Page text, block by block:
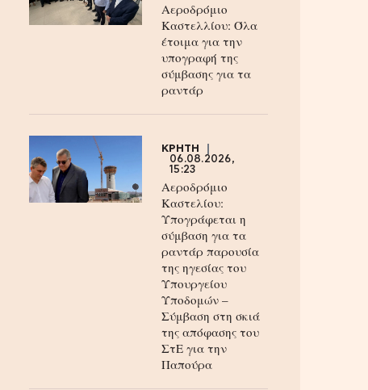
Αεροδρόμιο
Καστελλίου: Όλα
έτοιμα για την
υπογραφή της
σύμβασης για τα
ραντάρ
ΚΡΗΤΗ
06.08.2026,
15:23
Αεροδρόμιο
Καστελίου:
Υπογράφεται η
σύμβαση για τα
ραντάρ παρουσία
της ηγεσίας του
Υπουργείου
Υποδομών –
Σύμβαση στη σκιά
της απόφασης του
ΣτΕ για την
Παπούρα